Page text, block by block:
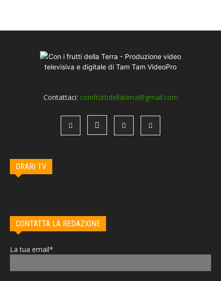
Contattaci: conifruttidellaterra@gmail.com
ORARI TV
CONTATTA LA REDAZIONE
La tua email*